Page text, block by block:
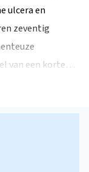
ulcera en
zeventig
van een korte…